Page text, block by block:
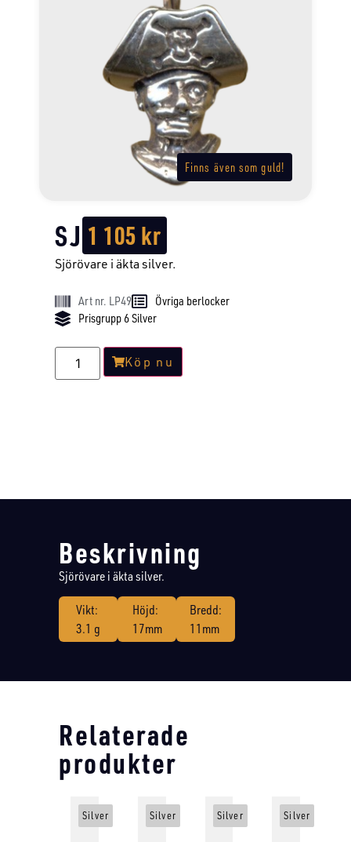
Finns även som guld!
SJ 1 105kr
Sjörövare i äkta silver.
Art nr. LP49
Övriga berlocker
Prisgrupp 6 Silver
Köp nu
Beskrivning
Sjörövare i äkta silver.
Vikt:
3.1 g
Höjd:
17mm
Bredd:
11mm
Relaterade
produkter
Silver Silver Silver Silver